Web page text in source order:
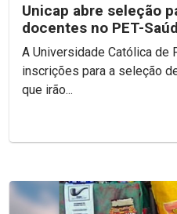
Unicap abre seleção
docentes no PET-
A Universidade Católica de
inscrições para a seleção
que irão...